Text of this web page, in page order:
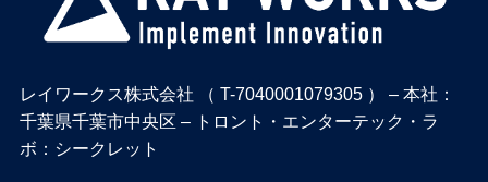
レイワークス株式会社 （ T-7040001079305 ） – 本社：
千葉県千葉市中央区 – トロント・エンターテック・ラ
ボ：シークレット